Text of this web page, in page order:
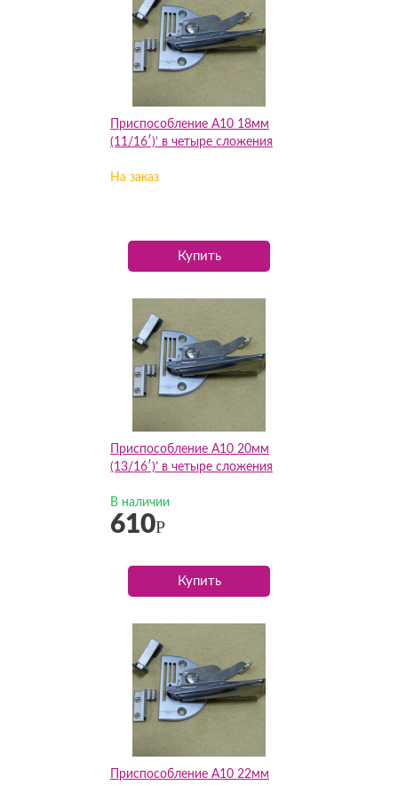
Приспособление А10 18мм
(11/16′)’ в четыре сложения
На заказ
Купить
Приспособление А10 20мм
(13/16′)’ в четыре сложения
В наличии
610Р
Купить
Приспособление А10 22мм